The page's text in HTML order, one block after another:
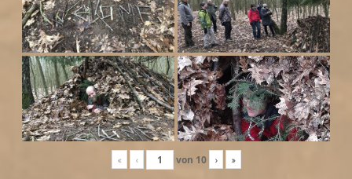
« ‹ von 10 › »